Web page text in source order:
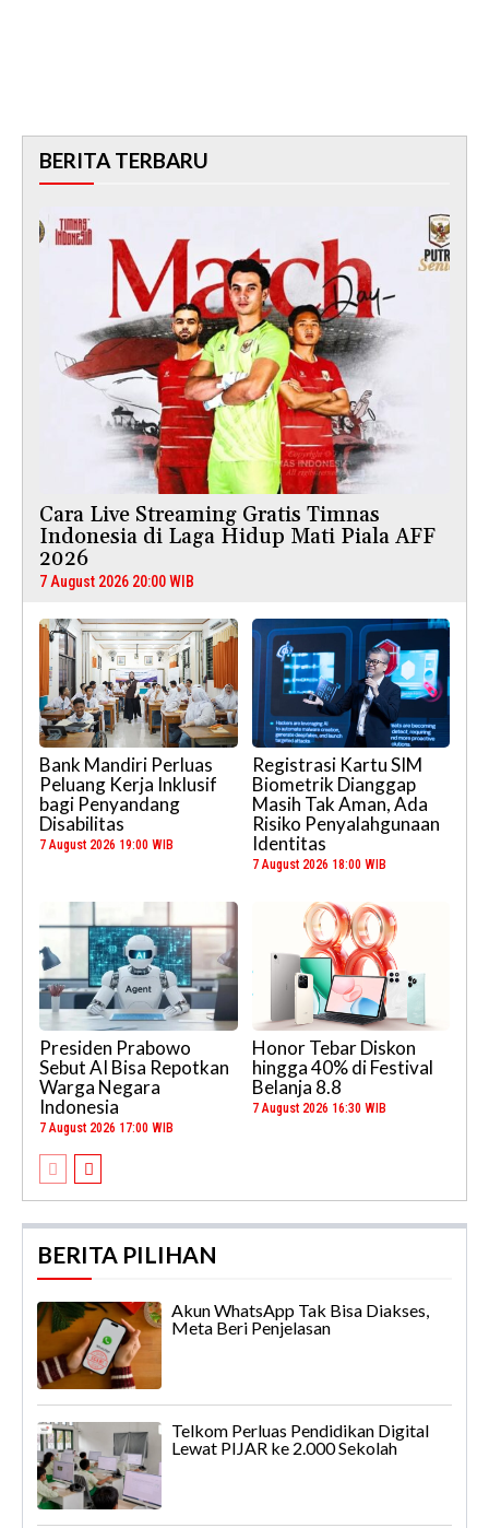
BERITA TERBARU
Cara Live Streaming Gratis Timnas
Indonesia di Laga Hidup Mati Piala AFF
2026
7 August 2026 20:00 WIB
Bank Mandiri Perluas
Peluang Kerja Inklusif
bagi Penyandang
Disabilitas
7 August 2026 19:00 WIB
Registrasi Kartu SIM
Biometrik Dianggap
Masih Tak Aman, Ada
Risiko Penyalahgunaan
Identitas
7 August 2026 18:00 WIB
Presiden Prabowo
Sebut AI Bisa Repotkan
Warga Negara
Indonesia
7 August 2026 17:00 WIB
Honor Tebar Diskon
hingga 40% di Festival
Belanja 8.8
7 August 2026 16:30 WIB
BERITA PILIHAN
Akun WhatsApp Tak Bisa Diakses,
Meta Beri Penjelasan
Telkom Perluas Pendidikan Digital
Lewat PIJAR ke 2.000 Sekolah